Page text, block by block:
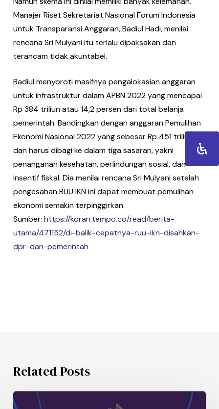
Manajer Riset Sekretariat Nasional Forum Indonesia
untuk Transparansi Anggaran, Badiul Hadi, menilai
rencana Sri Mulyani itu terlalu dipaksakan dan
terancam tidak akuntabel.
Badiul menyoroti masifnya pengalokasian anggaran
untuk infrastruktur dalam APBN 2022 yang mencapai
Rp 384 triliun atau 14,2 persen dari total belanja
pemerintah. Bandingkan dengan anggaran Pemulihan
Ekonomi Nasional 2022 yang sebesar Rp 451 triliun
dan harus dibagi ke dalam tiga sasaran, yakni
penanganan kesehatan, perlindungan sosial, dan
insentif fiskal. Dia menilai rencana Sri Mulyani setelah
pengesahan RUU IKN ini dapat membuat pemulihan
ekonomi semakin terpinggirkan.
Sumber: https://koran.tempo.co/read/berita-
utama/471152/di-balik-cepatnya-ruu-ikn-disahkan-
dpr-dan-pemerintah
Related Posts